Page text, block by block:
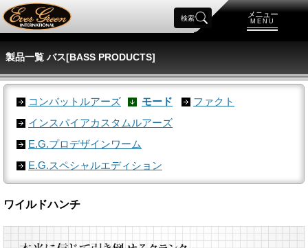
メニュー
MENU
検索
製品一覧 バス[BASS PRODUCTS]
コンバットルアーズ モード
ファクト
インスパイアカスタムルアーズ
E.G.プロデザインワーム
E.G.スペシャルエディション
ワイルドハンチ